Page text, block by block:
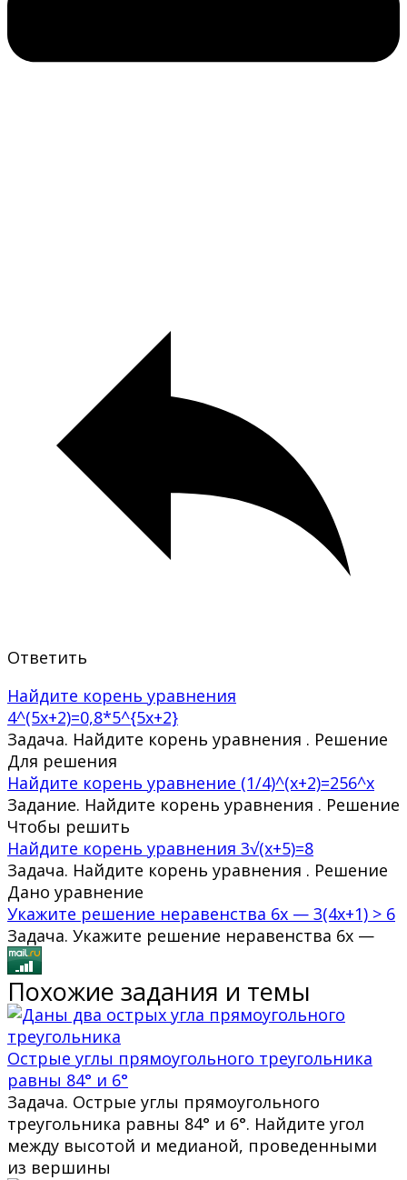
Ответить
Найдите корень уравнения
4^(5x+2)=0,8*5^{5x+2}
Задача. Найдите корень уравнения . Решение
Для решения
Найдите корень уравнение (1/4)^(x+2)=256^x
Задание. Найдите корень уравнения . Решение
Чтобы решить
Найдите корень уравнения 3√(x+5)=8
Задача. Найдите корень уравнения . Решение
Дано уравнение
Укажите решение неравенства 6x — 3(4x+1) > 6
Задача. Укажите решение неравенства 6x —
Похожие задания и темы
Острые углы прямоугольного треугольника
равны 84° и 6°
Задача. Острые углы прямоугольного
треугольника равны 84° и 6°. Найдите угол
между высотой и медианой, проведенными
из вершины